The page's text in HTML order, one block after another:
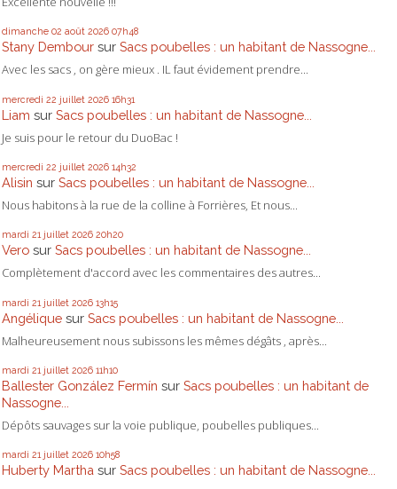
dimanche 02 août 2026 07h48
Stany Dembour sur Sacs poubelles : un habitant de Nassogne...
Avec les sacs , on gère mieux . IL faut évidement prendre...
mercredi 22 juillet 2026 16h31
Liam sur Sacs poubelles : un habitant de Nassogne...
Je suis pour le retour du DuoBac !
mercredi 22 juillet 2026 14h32
Alisin sur Sacs poubelles : un habitant de Nassogne...
Nous habitons à la rue de la colline à Forrières, Et nous...
mardi 21 juillet 2026 20h20
Vero sur Sacs poubelles : un habitant de Nassogne...
Complètement d'accord avec les commentaires des autres...
mardi 21 juillet 2026 13h15
Angélique sur Sacs poubelles : un habitant de Nassogne...
Malheureusement nous subissons les mêmes dégâts , après...
mardi 21 juillet 2026 11h10
Ballester González Fermín sur Sacs poubelles : un habitant de
Nassogne...
Dépôts sauvages sur la voie publique, poubelles publiques...
mardi 21 juillet 2026 10h58
Huberty Martha sur Sacs poubelles : un habitant de Nassogne...